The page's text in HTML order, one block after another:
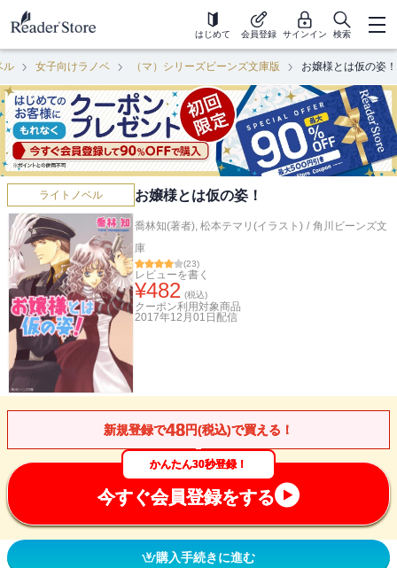
はじめて 会員登録 サインイン 検索
ル 女子向けラノベ （マ）シリーズビーンズ文庫版 お嬢様とは仮の姿！
ライトノベル お嬢様とは仮の姿！
喬林知(著者), 松本テマリ(イラスト) / 角川ビーンズ文
庫
(23)
レビューを書く
¥482 (税込)
クーポン利用対象商品
2017年12月01日 配信
新規登録で48円(税込)で買える！
かんたん30秒登録！
今すぐ会員登録をする
購入手続きに進む